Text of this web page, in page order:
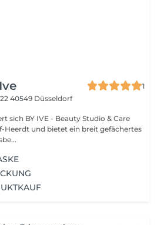
1
40549 Düsseldorf
sich BY IVE - Beauty Studio & Care
Heerdt und bietet ein breit gefächertes